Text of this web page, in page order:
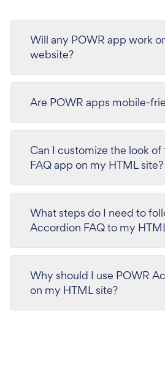
Will any POWR app work
website?
Are POWR apps mobile-
Can I customize the look
FAQ app on my HTML site?
What steps do I need to
Accordion FAQ to my
Why should I use POWR
on my HTML site?